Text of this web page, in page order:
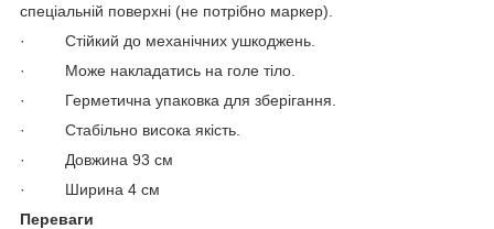
спеціальній поверхні (не потрібно маркер).
· Стійкий до механічних ушкоджень.
· Може накладатись на голе тіло.
· Герметична упаковка для зберігання.
· Стабільно висока якість.
· Довжина 93 см
· Ширина 4 см
Переваги